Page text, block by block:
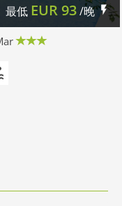
最低 EUR93/晚